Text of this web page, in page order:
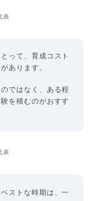
表
って、育成コスト
あります。
ではなく、ある程
を積むのがおすす
表
ストな時期は、一